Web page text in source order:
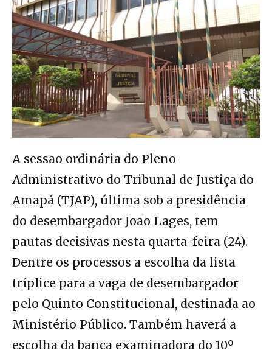
A sessão ordinária do Pleno
Administrativo do Tribunal de Justiça do
Amapá (TJAP), última sob a presidência
do desembargador João Lages, tem
pautas decisivas nesta quarta-feira (24).
Dentre os processos a escolha da lista
tríplice para a vaga de desembargador
pelo Quinto Constitucional, destinada ao
Ministério Público. Também haverá a
escolha da banca examinadora do 10º